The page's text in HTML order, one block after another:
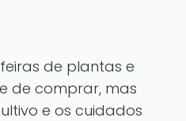
de plantas e
de comprar, mas
e os cuidados